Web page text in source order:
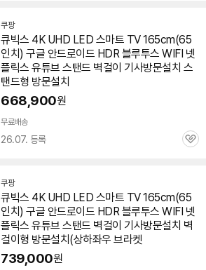
쿠팡
큐빅스 4K UHD LED 스마트 TV165cm(65
인치) 구글 안드로이드 HDR 블루투스 WIFI 넷
플릭스 유튜브 스탠드 벽걸이 기사방문설치 스
탠드형 방문설치
668,900원
무료배송
26.07. 등록
관
쿠팡
큐빅스 4K UHD LED 스마트 TV165cm(65
인치) 구글 안드로이드 HDR 블루투스 WIFI 넷
플릭스 유튜브 스탠드 벽걸이 기사방문설치 벽
걸이형 방문설치(상하좌우 브라켓
739,000원